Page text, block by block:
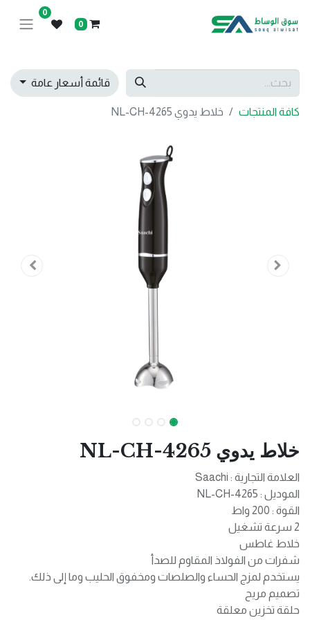
0
0
قائمة أسعار عامة
كافة المنتجات خلاط يدوي NL-CH-4265
خلاط يدوي NL-CH-4265
العلامة التجارية : Saachi
الموديل : NL-CH-4265
القوة : 200 واط
2 سرعة تشغيل
خلاط غاطس
شفرات من الفولاذ المقاوم للصدأ
يستخدم لمزج الحساء والصلصات ومخفوق الحليب وما إلى ذلك.
تصميم مريح
حلقة تخزين معلقة